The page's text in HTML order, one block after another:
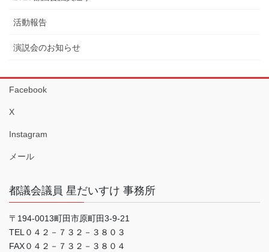
活動報告
演説会のお知らせ
Facebook
X
Instagram
メール
都議会議員 星だいすけ 事務所
〒194-0013町田市原町田3-9-21
TEL０４２－７３２－３８０３
FAX０４２－７３２－３８０４